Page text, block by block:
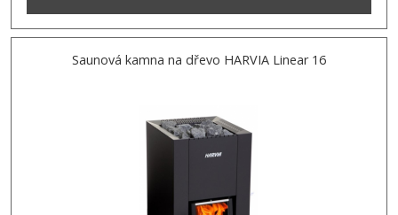
Saunová kamna na dřevo HARVIA Linear 16